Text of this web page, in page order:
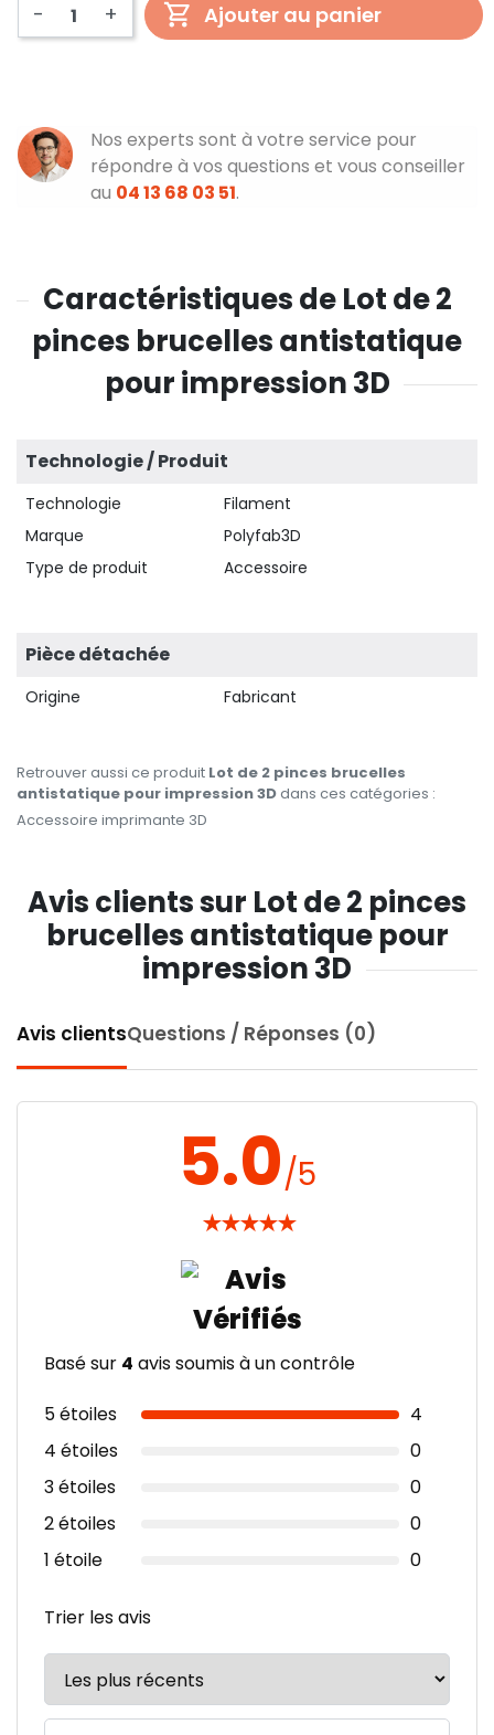
- + Ajouter au panier
Nos experts sont à votre service pour
répondre à vos questions et vous conseiller
au 04 13 68 03 51.
Caractéristiques de Lot de 2
pinces brucelles antistatique
pour impression 3D
Technologie / Produit
Technologie
Filament
Marque
Polyfab3D
Type de produit
Accessoire
Pièce détachée
Origine Fabricant
Retrouver aussi ce produit Lot de 2 pinces brucelles
antistatique pour impression 3Ddans ces catégories :
Accessoire imprimante 3D
Avis clients sur Lot de 2 pinces
brucelles antistatique pour
impression 3D
Avis clientsQuestions / Réponses (0)
5.0/5
★★★★★
Basé sur 4 avis soumis à un contrôle
5 étoiles
4
4 étoiles
0
3 étoiles
0
2 étoiles
0
1 étoile
0
Trier les avis